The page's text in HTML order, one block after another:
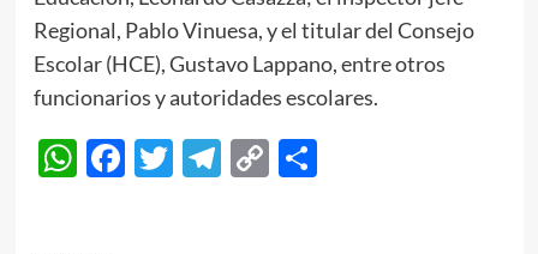
Regional, Pablo Vinuesa, y el titular del Consejo
Escolar (HCE), Gustavo Lappano, entre otros
funcionarios y autoridades escolares.
WhatsApp
Facebook
Twitter
Telegram
CopyCompartir